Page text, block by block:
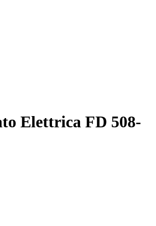
Elettrica FD 508-